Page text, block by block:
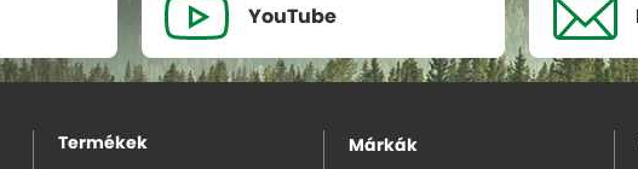
YouTube
Termékek Márkák